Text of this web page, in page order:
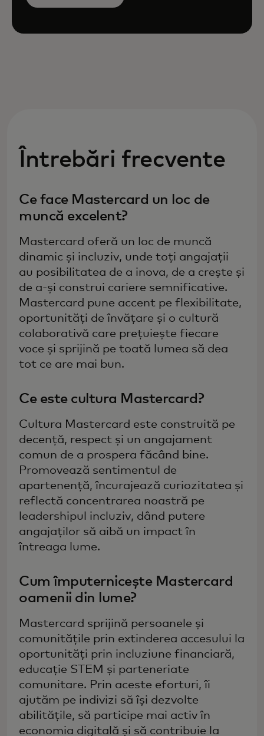
Întrebări frecvente
Ce face Mastercard un loc de
muncă excelent?
Mastercard oferă un loc de muncă
dinamic și incluziv, unde toți angajații
au posibilitatea de a inova, de a crește și
de a-și construi cariere semnificative.
Mastercard pune accent pe flexibilitate,
oportunități de învățare și o cultură
colaborativă care prețuiește fiecare
voce și sprijină pe toată lumea să dea
tot ce are mai bun.
Ce este cultura Mastercard?
Cultura Mastercard este construită pe
decență, respect și un angajament
comun de a prospera făcând bine.
Promovează sentimentul de
apartenență, încurajează curiozitatea și
reflectă concentrarea noastră pe
leadershipul incluziv, dând putere
angajaților să aibă un impact în
întreaga lume.
Cum împuternicește Mastercard
oamenii din lume?
Mastercard sprijină persoanele și
comunitățile prin extinderea accesului la
oportunități prin incluziune financiară,
educație STEM și parteneriate
comunitare. Prin aceste eforturi, îi
ajutăm pe indivizi să își dezvolte
abilitățile, să participe mai activ în
economia digitală și să contribuie la